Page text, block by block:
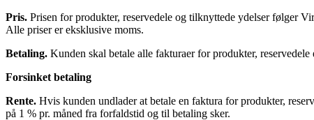
Pris. Prisen for produkter, reservedele og tilknyttede ydelser følger
Alle priser er eksklusive moms.
Betaling. Kunden skal betale alle fakturaer for produkter,
Forsinket betaling
Rente. Hvis kunden undlader at betale en faktura for produkter,
på 1 % pr. måned fra forfaldstid og til betaling sker.